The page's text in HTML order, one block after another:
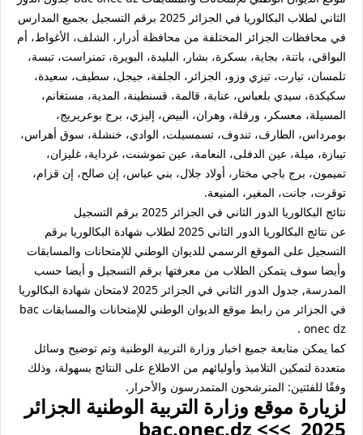
الثاني لطلاب البكالوريا في الجزائر 2025 برقم التسجيل بجميع المدارس
في محافظات الجزائر المختلفة من محافظة أدرار، الشلف، الأغواط، أم
البواقي، باتنة، بجاية، بسكرة، بشار، البليدة، البويرة، تمنراست، تبسة،
تلمسان، تيارت، تيزي وزو، الجزائر، الجلفة، جيجل، سطيف، سعيدة،
سكيكدة، سيدي بلعباس، عنابة، قالمة، قسنطينة، المدية، مستغانم،
المسيلة، معسكر، ورقلة، وهران، البيض، إليزي، برج بوعريريج،
بومرداس، الطارف، تندوف، تسمسيلت، الوادي، خنشلة، سوق أهراس،
تيبازة، ميلة، عين الدفلى، النعامة، عين تموشنت، غرداية، غليزان،
تميمون، برج باجي مختار، أولاد جلال، بني عباس، إن صالح، إن قزام،
توقرت، جانت، المغير، المنيعة.
نتائج البكالوريا الدور الثاني في الجزائر 2025 برقم التسجيل
عن نتائج البكالوريا الدور الثاني 2025 لطلاب شهادة البكالوريا برقم
التسجيل على الموقع الرسمي للديوان الوطني للإمتحانات والمسابقات
وأيضا سوف يتمكن الطلاب من معرفتها برقم التسجيل و أيضا حسب
المدرسة, جدول الدور الثاني في الجزائر 2025 لامتحان شهادة البكالوريا
في الجزائر من رابط موقع الديوان الوطني للإمتحانات والمسابقات bac
onec dz .
كما يمكن متابعة جميع اخبار وزارة التربية الوطنية وتم توضيح وسائل
متعددة لتمكين التلاميذ وأوليائهم من الاطلاع على النتائج بسهولة، وذلك
وفقًا للفئتين: المترشحون المتمدرسون والأحرار.
لزيارة موقع وزارة التربية الوطنية الجزائر
2025 >>> bac.onec.dz